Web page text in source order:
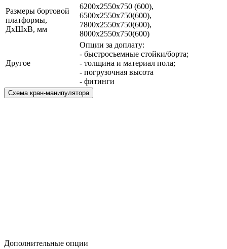
Размеры бортовой
платформы,
ДхШхВ, мм
6200х2550х750 (600),
6500х2550х750(600),
7800х2550х750(600),
8000х2550х750(600)
Другое
Опции за доплату:
- быстросъемные стойки/борта;
- толщина и материал пола;
- погрузочная высота
- фитинги
Схема кран-манипулятора
Дополнительные опции